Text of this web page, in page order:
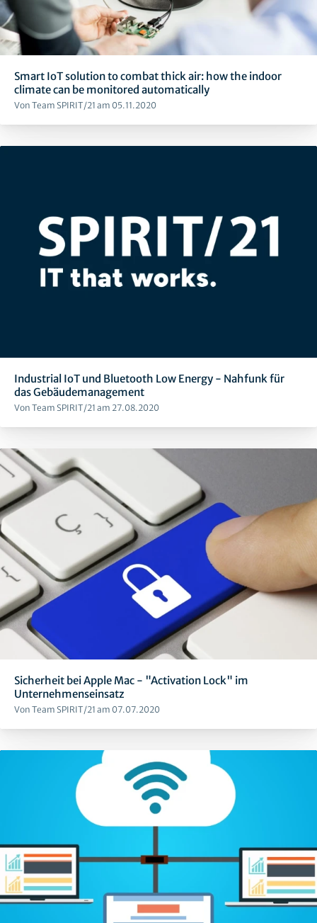
Smart IoT solution to combat thick air: how the indoor
climate can be monitored automatically
Von Team SPIRIT/21 am 05.11.2020
Industrial IoT und Bluetooth Low Energy - Nahfunk für
das Gebäudemanagement
Von Team SPIRIT/21 am 27.08.2020
Sicherheit bei Apple Mac - "Activation Lock" im
Unternehmenseinsatz
Von Team SPIRIT/21 am 07.07.2020